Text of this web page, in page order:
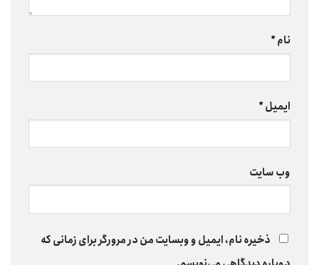
نام*
ایمیل*
وب‌ سایت
ذخیره نام، ایمیل و وبسایت من در مرورگر برای زمانی که